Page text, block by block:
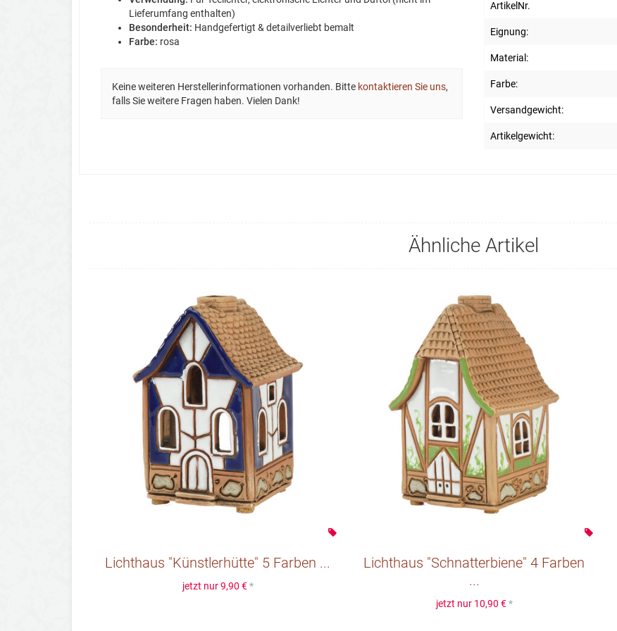
Lieferumfang enthalten)
Besonderheit: Handgefertigt & detailverliebt bemalt
Farbe: rosa
Keine weiteren Herstellerinformationen vorhanden. Bitte kontaktieren Sie uns,
falls Sie weitere Fragen haben. Vielen Dank!
ArtikelNr.
Eignung:
Material:
Farbe:
Versandgewicht:
Artikelgewicht:
Ähnliche Artikel
Lichthaus "Künstlerhütte" 5 Farben ...
jetzt nur9,90 € *
Lichthaus "Schnatterbiene" 4 Farben
...
jetzt nur 10,90 € *